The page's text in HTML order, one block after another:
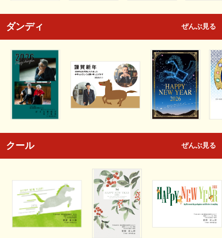
ダンディ ぜんぶ見る
クール ぜんぶ見る